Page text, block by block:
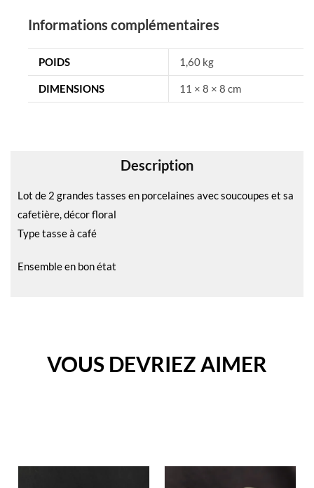
a
:
Informations complémentaires
POIDS 1,60 kg
DIMENSIONS 11 × 8 × 8 cm
Description
Lot de 2 grandes tasses en porcelaines avec soucoupes et sa
cafetière, décor floral
Type tasse à café
Ensemble en bon état
VOUS DEVRIEZ AIMER